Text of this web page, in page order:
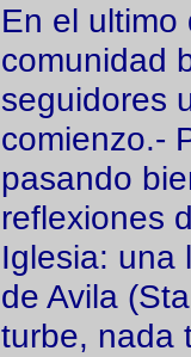
En el
comunidad
seguidores
comienzo.-
pasando
reflexiones
Iglesia: una
de Avila
turbe, nada